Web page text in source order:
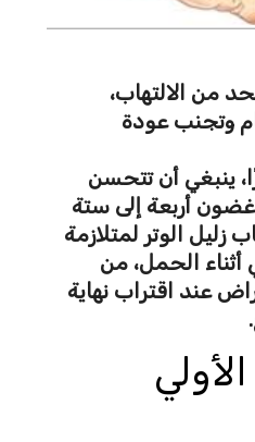
من الالتهاب،
وتجنب عودة
ينبغي أن تتحسن
أربعة إلى ستة
الوتر لمتلازمة
الحمل، من
عند اقتراب نهاية